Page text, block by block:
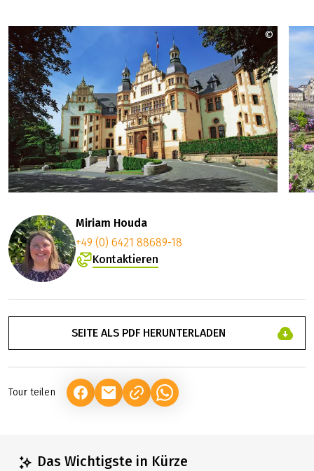
©
Miriam Houda
+49 (0) 6421 88689-18
Kontaktieren
SEITE ALS PDF HERUNTERLADEN
Tour teilen (LINK ÖFFNET IN NEUEM TAB)
(LINK ÖFFNET IN NEUEM TAB)
(LINK ÖFFNET IN NEUEM TAB)
Das Wichtigste in Kürze